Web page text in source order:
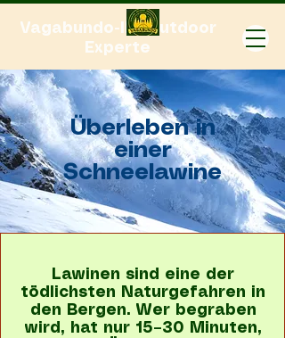
Vagabundo-Ihr Outdoor
Experte
Überleben in
einer
Schneelawine
Lawinen sind eine der
tödlichsten Naturgefahren in
den Bergen. Wer begraben
wird, hat nur 15–30 Minuten,